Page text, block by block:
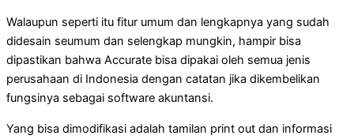
Walaupun seperti itu fitur umum dan lengkapnya yang sudah
didesain seumum dan selengkap mungkin, hampir bisa
dipastikan bahwa Accurate bisa dipakai oleh semua jenis
perusahaan di Indonesia dengan catatan jika dikembelikan
fungsinya sebagai software akuntansi.
Yang bisa dimodifikasi adalah tamilan print out dan informasi